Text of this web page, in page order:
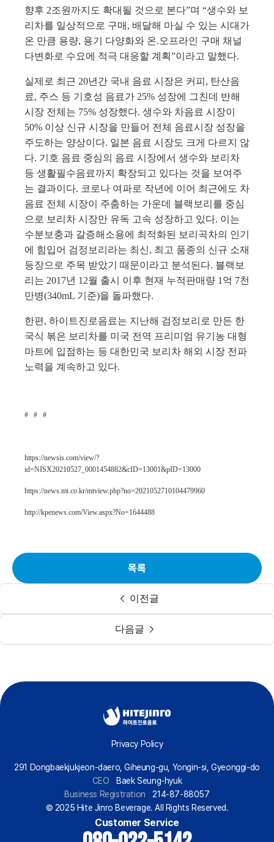
향후 2조원까지도 확대될 것으로 본다”며 “생수와 보
리차를 일상적으로 구매 , 배달해 마실 수 있는 시대가
온 만큼 용량, 용기 다양화와 온.오프라인 구매 채널
다변화로 수요에 적극 대응할 계획”이라고 말했다.
실제로 최근 20년간 국내 음료 시장은 커피 , 탄산음
료, 주스 등 기호성 음료가 25% 성장에 그친데 반해
시장 전체는 75% 성장했다. 생수와 차음료 시장이
50% 이상 신규 시장을 만들어 전체 음료시장 성장을
주도하는 양상이다. 일본 음료 시장도 크게 다르지 않
다. 기호 음료 중심의 음료 시장에서 생수와 보리차
등 생활필수음료까지 확장되고 있다는 것을 보여주
는 결과이다. 코로나 여파로 작년에 이어 최근에도 차
음료 전체 시장이 주춤하는 가운데 블랙보리를 중심
으로 보리차 시장만 유독 고속 성장하고 있다. 이는
수분보충과 갈증해소용에 최적화된 보리곡차의 인기
에 힘입어 검정보리라는 최신, 최고 품종의 신규 소재
등장으로 주목 받았기 때문이라고 분석된다. 블랙보
리는 2017년 12월 출시 이후 현재 누적판매량 1 억 7천
만병(340mL 기준)을 돌파했다.
한편 , 하이트진로음료는 지난해 검정보리로 만든 한
국식 볶은 보리차를 미국 전역 프리미엄 유기농 대형
마트에 입점하는 등 대한민국 보리차 해외 시장 전파
노력을 계속하고 있다.
# # #
https://newsis.com/view/?
id=NISX20210527_0001454882&cID=13001&pID=13000
https://news.mt.co.kr/mtview.php?no=2021052710104479960
http://kpenews.com/View.aspx?No=1644488
이전글
목록
다음글
Privacy Policy
291 Dongbaekjukjeon-daero, Giheung-gu, Yongin-si, Gyeonggi-do
CEO
Baek Seung-hyuk
Business Registration
214-87-88057
© 2025 Hite Jinro Beverage. All Rights Reserved.
Customer Service